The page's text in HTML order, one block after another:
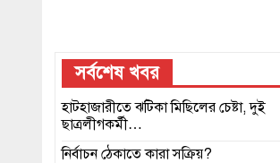
সর্বশেষ খবর
হাটহাজারীতে ঝটিকা মিছিলের চেষ্টা, দুই
ছাত্রলীগকর্মী…
নির্বাচন ঠেকাতে কারা সক্রিয়?